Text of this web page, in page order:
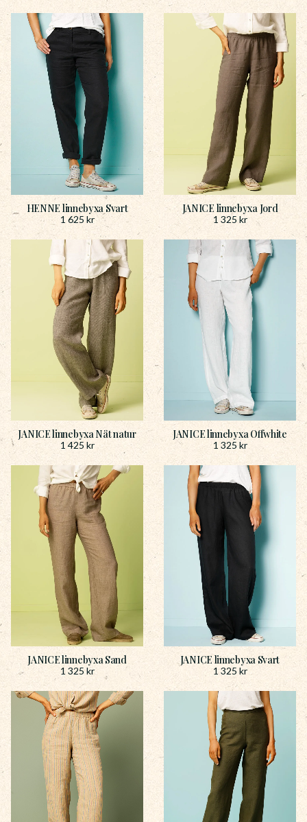
HENNE linnebyxa Svart
1 625 kr
JANICE linnebyxa Jord
1 325 kr
JANICE linnebyxa Nät natur
1 425 kr
JANICE linnebyxa Offwhite
1 325 kr
JANICE linnebyxa Sand
1 325 kr
JANICE linnebyxa Svart
1 325 kr